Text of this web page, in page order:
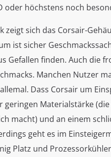
oder höchstens noch
zeigt sich das Corsair-
ist sicher
Gefallen finden. Auch die
Manchen Nutzer
Dass Corsair um
geringen Materialstärke
macht) und an einem
geht es im
Platz und